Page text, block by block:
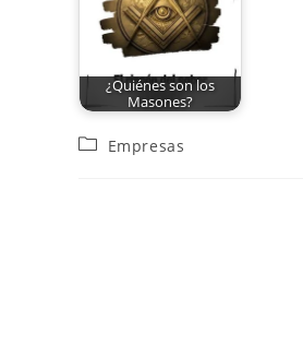
¿Quiénes son los
Masones?
Empresas